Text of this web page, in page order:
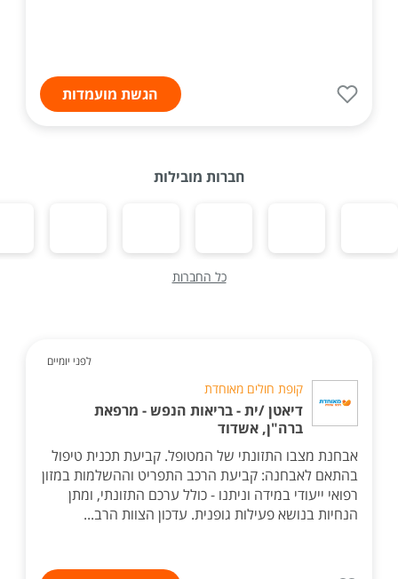
הגשת מועמדות
חברות מובילות
כל החברות
לפני יומיים
קופת חולים מאוחדת
דיאטן /ית - בריאות הנפש - מרפאת
ברה"ן, אשדוד
אבחנת מצבו התזונתי של המטופל. קביעת תכנית טיפול
בהתאם לאבחנה: קביעת הרכב התפריט וההשלמות במזון
רפואי ייעודי במידה וניתנו - כולל ערכם התזונתי, ומתן
הנחיות בנושא פעילות גופנית. עדכון הצוות הרב...